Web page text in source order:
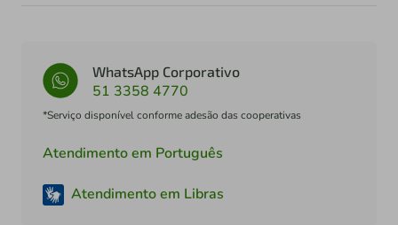
WhatsApp Corporativo
51 3358 4770
*Serviço disponível conforme adesão das cooperativas
Atendimento em Português
Atendimento em Libras